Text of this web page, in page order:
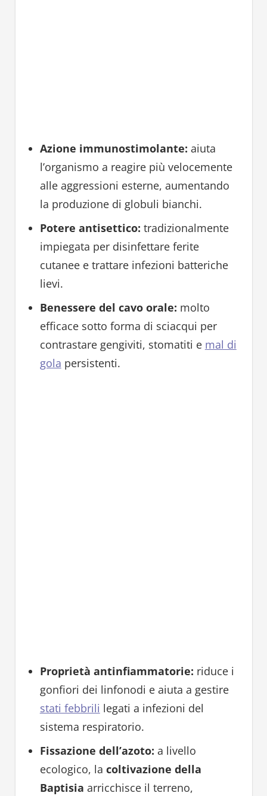
Azione immunostimolante: aiuta
l’organismo a reagire più velocemente
alle aggressioni esterne, aumentando
la produzione di globuli bianchi.
Potere antisettico: tradizionalmente
impiegata per disinfettare ferite
cutanee e trattare infezioni batteriche
lievi.
Benessere del cavo orale: molto
efficace sotto forma di sciacqui per
contrastare gengiviti, stomatiti e mal di
gola persistenti.
Proprietà antinfiammatorie: riduce i
gonfiori dei linfonodi e aiuta a gestire
stati febbrili legati a infezioni del
sistema respiratorio.
Fissazione dell’azoto: a livello
ecologico, la coltivazione della
Baptisia arricchisce il terreno,